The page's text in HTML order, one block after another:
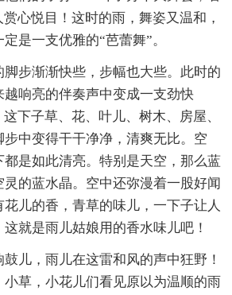
心悦目！这时的雨，舞姿又温和，
是一支优雅的“芭蕾舞”。
步渐渐快些，步幅也大些。此时的
响亮的伴奏声中变成一支劲快
下子草、花、叶儿、树木、房屋、
中变得干干净净，清爽无比。空
都是如此清亮。特别是天空，那么蓝
的蓝水晶。空中还弥漫着一股好闻
儿的香，青草的味儿，一下子让人
就是雨儿姑娘用的香水味儿吧！
儿，雨儿在这雷和风的声中狂野！
草，小花儿们看见原以为温顺的雨